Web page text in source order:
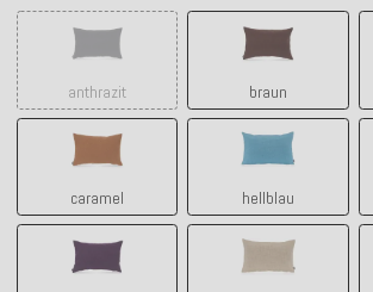
anthrazit
anthrazit
braun
braun
caramel
caramel
hellblau
hellblau
natur beige